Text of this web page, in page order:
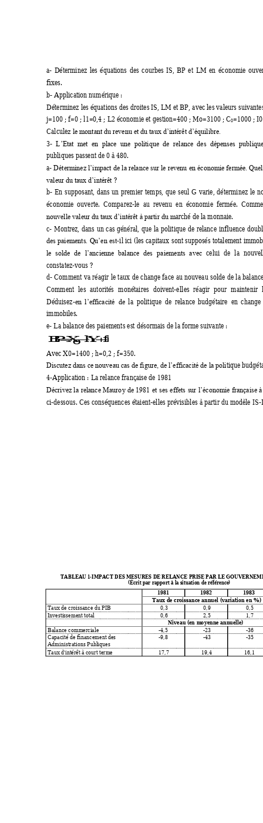
a- Déterminez les équations des courbes IS, BP et LM en économie
fixes.
b- Application numérique :
Déterminez les équations des droites IS, LM et BP, avec les valeurs
j=100 ; f=0 ; l1=0,4 ; L2 économie et gestion=400 ; Mo=3100 ; C0=1000 ;
Calculez le montant du revenu et du taux d’intérêt d’équilibre.
3- L’Etat  met
  en
place une politique de relance  des dépenses
publiques passent de 0 à 480.
a- Déterminez l’impact de la relance sur le revenu en économie fermée.
valeur du taux d’intérêt ?
b- En supposant, dans un premier temps, que seul G varie, déterminez le
économie  ouverte.  Comparez-le  au  revenu  en  économie  fermée.
nouvelle valeur du taux d’intérêt à partir du marché de la monnaie.
c- Montrez, dans un cas général, que la politique de relance influence
des paiements. Qu’en est-il ici (les capitaux sont supposés totalement
le solde de l’ancienne balance des paiements avec celui de la
constatez-vous ?
d- Comment va réagir le taux de change face au nouveau solde de la
Comment les autorités monétaires doivent-elles réagir pour maintenir
Déduisez-en l’efficacité  de la  politique de  relance budgétaire  en
immobiles.
e- La balance des paiements est désormais de la forme suivante :
0
B
PX h
Yf
i
  
Avec X0=1400 ; h=0,2 ; f=350.
Discutez dans ce nouveau cas de figure, de l’efficacité de la politique
4-Application : La relance française de 1981
Décrivez la relance Mauroy de 1981 et ses effets sur l’économie française
ci-dessous. Ces conséquences étaient-elles prévisibles à partir du modèle IS-
TABLEAU 1-IMPACT DES MESURES DE RELANCE PRISE PAR LE
(Écrit par rapport à la situation de référence)
1981 1982
1983
Taux de croissance annuel (variation en %)
Taux de croissance du PIB 0,3 0,9
0,5
Investissement total
0,6 2,5 1,7
Niveau (en moyenne annuelle)
Balance commerciale -4,5 -23 -36
Capacité de financement des -9,8 -43 -35
Administrations Publiques
Taux d'intérêt à court terme 17,7 19,4 16,1